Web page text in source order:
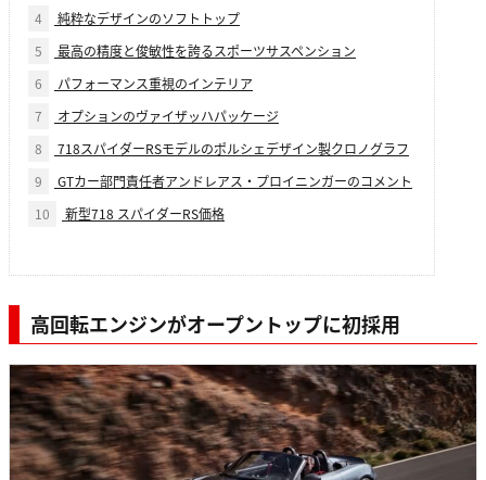
4
純粋なデザインのソフトトップ
5
最高の精度と俊敏性を誇るスポーツサスペンション
6
パフォーマンス重視のインテリア
7
オプションのヴァイザッハパッケージ
8
718スパイダーRSモデルのポルシェデザイン製クロノグラフ
9
GTカー部門責任者アンドレアス・プロイニンガーのコメント
10
新型718 スパイダーRS価格
高回転エンジンがオープントップに初採用